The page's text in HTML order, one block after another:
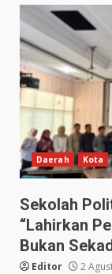
Daerah Kota
Sekolah
“Lahirkan
Bukan
Editor 2